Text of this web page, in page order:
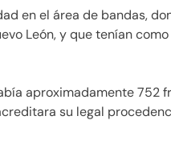
en el área de bandas,
León, y que tenían
aproximadamente 752
su legal